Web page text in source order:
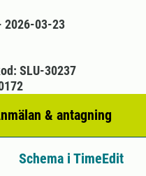
2026-03-23
& antagning
SLU-30237
Schema i TimeEdit